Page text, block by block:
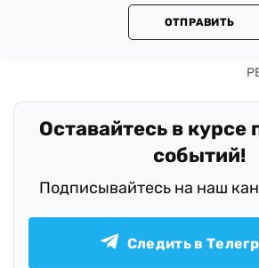
ОТПРАВИТЬ
Оставайтесь в курсе
событий!
Подписывайтесь на наш
Следить в